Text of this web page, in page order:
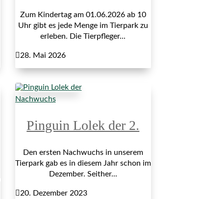
Zum Kindertag am 01.06.2026 ab 10
Uhr gibt es jede Menge im Tierpark zu
erleben. Die Tierpfleger...
28. Mai 2026
Nachwuchs
Pinguin Lolek der 2.
Den ersten Nachwuchs in unserem
Tierpark gab es in diesem Jahr schon im
Dezember. Seither...
20. Dezember 2023